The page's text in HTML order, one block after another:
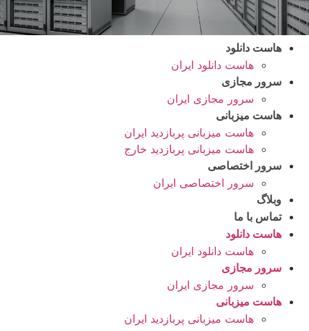
هاست دانلود
هاست دانلود ایران
سرور مجازی
سرور مجازی ایران
هاست میزبانی
هاست میزبانی پربازدید ایران
هاست میزبانی پربازدید خارج
سرور اختصاصی
سرور اختصاصی ایران
وبلاگ
تماس با ما
هاست دانلود
هاست دانلود ایران
سرور مجازی
سرور مجازی ایران
هاست میزبانی
هاست میزبانی پربازدید ایران